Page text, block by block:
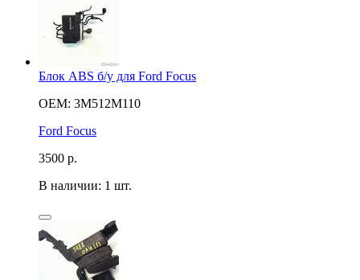
Блок ABS б/у для Ford Focus
OEM: 3M512M110
Ford Focus
3500 р.
В наличии: 1 шт.